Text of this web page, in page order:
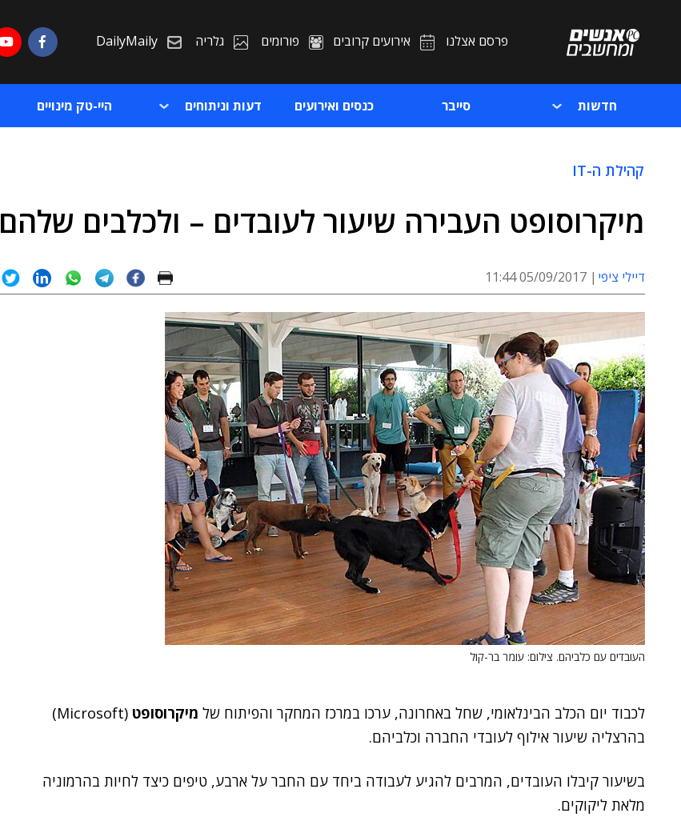
פרסם אצלנו אירועים קרובים פורומים גלריה DailyMaily
חדשות סייבר כנסים ואירועים דעות וניתוחים היי-טק מינויים
קהילת ה-IT
מיקרוסופט העבירה שיעור לעובדים – ולכלבים שלהם
דיילי ציפי 05/09/2017 11:44
העובדים עם כלביהם. צילום: עומר בר-קול
לכבוד יום הכלב הבינלאומי, שחל באחרונה, ערכו במרכז המחקר והפיתוח של מיקרוסופט
(Microsoft)
בהרצליה שיעור אילוף לעובדי החברה וכלביהם.
בשיעור קיבלו העובדים, המרבים להגיע לעבודה ביחד עם החבר על ארבע, טיפים כיצד לחיות בהרמוניה
מלאת ליקוקים.